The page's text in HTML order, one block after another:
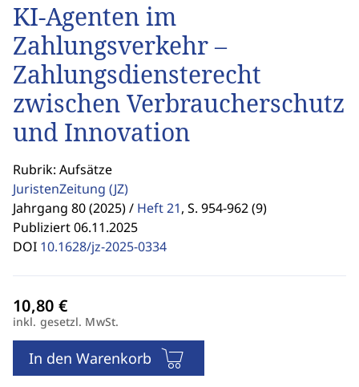
KI-Agenten im
Zahlungsverkehr –
Zahlungsdiensterecht
zwischen Verbraucherschutz
und Innovation
Rubrik: Aufsätze
JuristenZeitung (JZ)
Jahrgang 80 (2025) / Heft 21, S. 954-962 (9)
Publiziert 06.11.2025
DOI 10.1628/jz-2025-0334
inkl. gesetzl. MwSt.
In den Warenkorb